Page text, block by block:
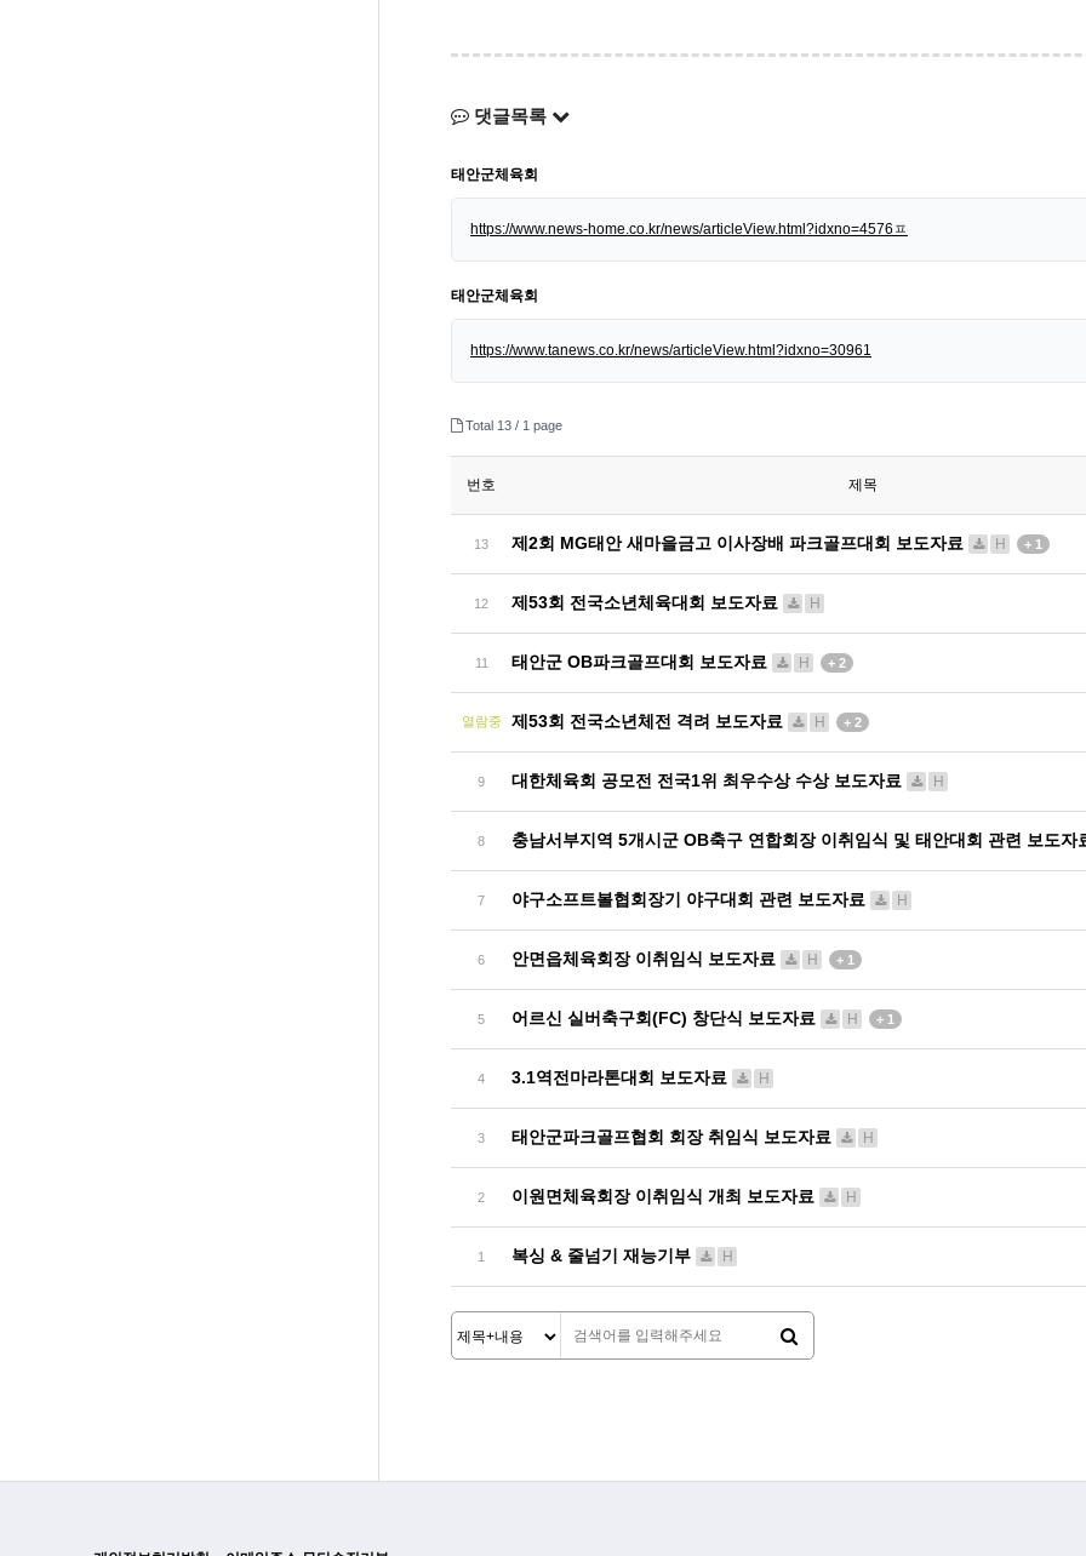
댓글목록
태안군체육회
https://www.news-home.co.kr/news/articleView.html?idxno=4576ㅍ
태안군체육회
https://www.tanews.co.kr/news/articleView.html?idxno=30961
Total 13 / 1 page
번호 제목
13 제2회 MG태안 새마을금고 이사장배 파크골프대회 보도자료 H + 1
12 제53회 전국소년체육대회 보도자료 H
11 태안군 OB파크골프대회 보도자료 H + 2
열람중 제53회 전국소년체전 격려 보도자료 H + 2
9 대한체육회 공모전 전국1위 최우수상 수상 보도자료 H
8 충남서부지역 5개시군 OB축구 연합회장 이취임식 및 태안대회 관련 보도자
7 야구소프트볼협회장기 야구대회 관련 보도자료 H
6 안면읍체육회장 이취임식 보도자료 H + 1
5 어르신 실버축구회(FC) 창단식 보도자료 H + 1
4 3.1역전마라톤대회 보도자료 H
3 태안군파크골프협회 회장 취임식 보도자료 H
2 이원면체육회장 이취임식 개최 보도자료 H
1 복싱 & 줄넘기 재능기부 H